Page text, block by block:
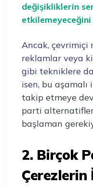
değişikliklerin
Ancak, çevrimiçi
reklamlar veya
gibi tekniklere
isen, bu
takip etmeye
parti
başlaman
2. Birçok